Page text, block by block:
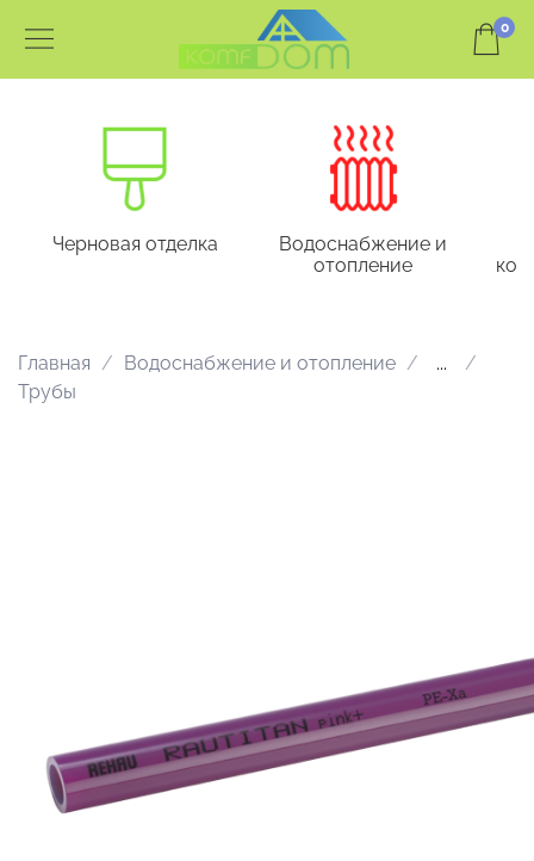
0
Черновая отделка
Водоснабжение и
отопление
Главная Водоснабжение и отопление
...
Трубы